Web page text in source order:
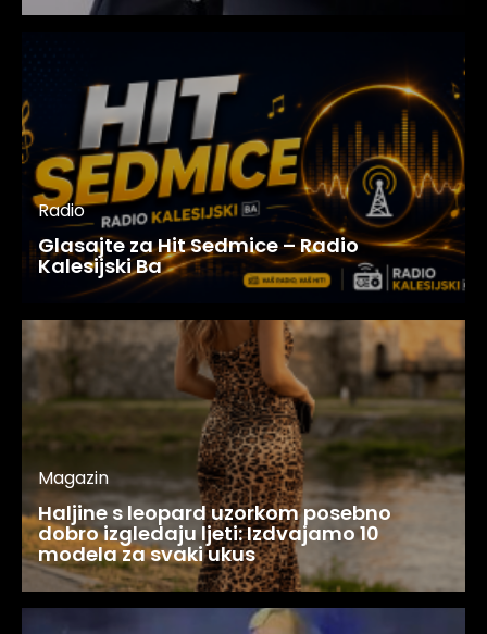
Radio
Glasajte za Hit Sedmice – Radio
Kalesijski Ba
Magazin
Haljine s leopard uzorkom posebno
dobro izgledaju ljeti: Izdvajamo 10
modela za svaki ukus